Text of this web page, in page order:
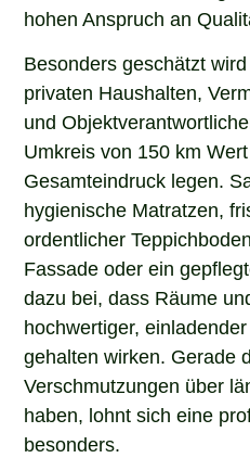
hohen Anspruch an
Besonders geschätzt
privaten Haushalten,
und
Umkreis von 150 km
Gesamteindruck legen.
hygienische Matratzen,
ordentlicher
Fassade oder ein
dazu bei, dass Räume
hochwertiger,
gehalten wirken. Gerade
Verschmutzungen über
haben, lohnt sich eine
besonders.